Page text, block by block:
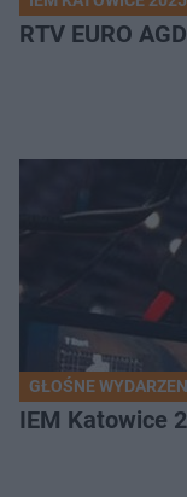
RTV EURO
GŁOŚNE
IEM Katowice